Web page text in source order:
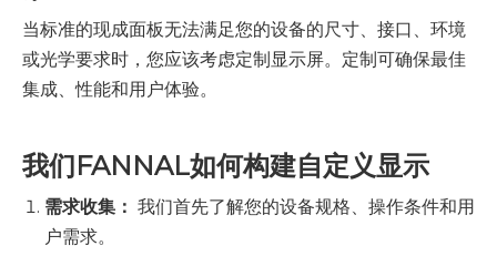
当标准的现成面板无法满足您的设备的尺寸、接口、环境
或光学要求时，您应该考虑定制显示屏。定制可确保最佳
集成、性能和用户体验。
我们FANNAL如何构建自定义显示
需求收集： 我们首先了解您的设备规格、操作条件和用
户需求。